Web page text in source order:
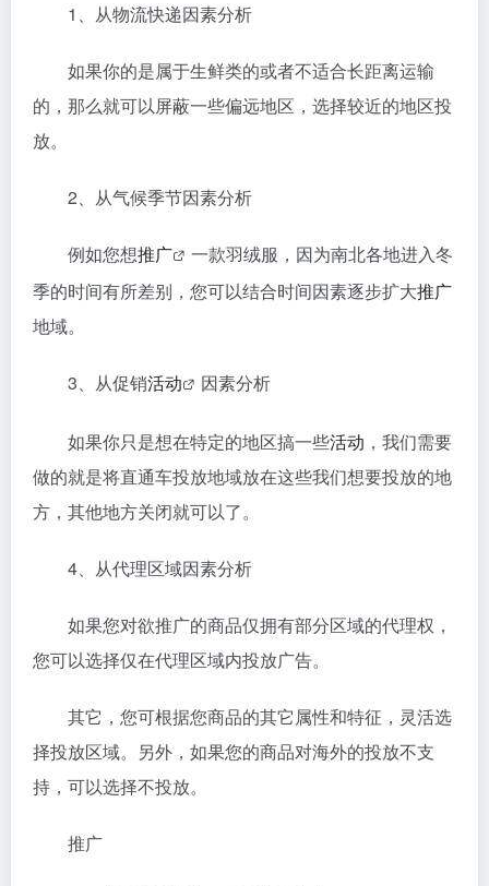
1、从物流快递因素分析
如果你的是属于生鲜类的或者不适合长距离运输
的，那么就可以屏蔽一些偏远地区，选择较近的地区投
放。
2、从气候季节因素分析
例如您想推广
一款羽绒服，因为南北各地进入冬
季的时间有所差别，您可以结合时间因素逐步扩大推广
地域。
3、从促销活动 因素分析
如果你只是想在特定的地区搞一些活动 ，我们需要
做的就是将直通车投放地域放在这些我们想要投放的地
方，其他地方关闭就可以了。
4、从代理区域因素分析
如果您对欲推广的商品仅拥有部分区域的代理权，
您可以选择仅在代理区域内投放广告。
其它，您可根据您商品的其它属性和特征，灵活选
择投放区域。另外，如果您的商品对海外的投放不支
持，可以选择不投放。
推广